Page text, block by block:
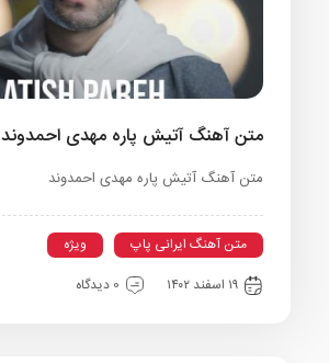
متن آهنگ آتیش پاره مهدی احمدوند
متن آهنگ آتیش پاره مهدی احمدوند
متن آهنگ ایرانی پاپ
ویژه
۱۹ اسفند ۱۴۰۲
0 دیدگاه